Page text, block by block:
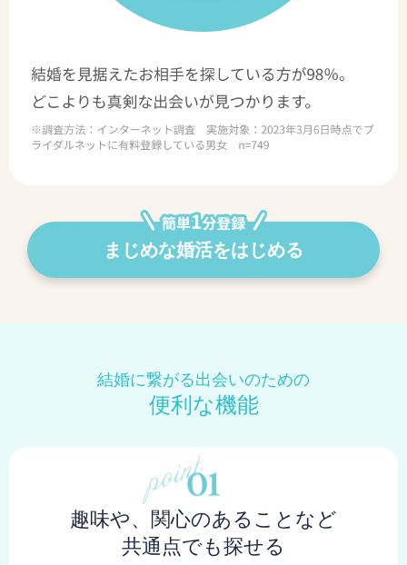
まじめな婚活をはじめる
結婚に繋がる出会いのための
便利な機能
趣味や、関心のあることなど
共通点でも探せる